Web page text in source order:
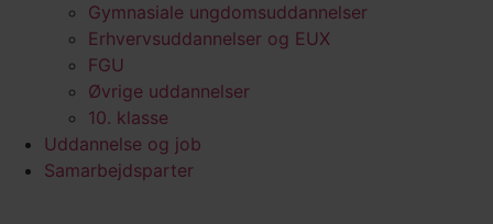
Gymnasiale ungdomsuddannelser
Erhvervsuddannelser og EUX
FGU
Øvrige uddannelser
10. klasse
Uddannelse og job
Samarbejdsparter